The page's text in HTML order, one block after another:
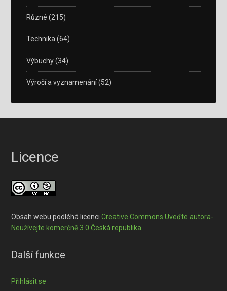
Různé (215)
Technika (64)
Výbuchy(34)
Výročí a vyznamenání(52)
Licence
Obsah webu podléhá licenciCreative Commons Uveďte autora-
Neužívejte komerčně 3.0 Česká republika
Další funkce
Přihlásit se